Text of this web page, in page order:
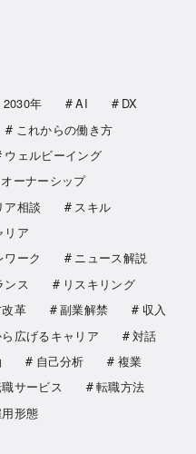
2030年 AI
DX
これからの働き方
ウェルビーイング
ーナーシップ
ア相談
スキル
リア
ワーク
ニュース解説
ンス
リスキリング
革 副業解禁
収入
広げるキャリア
対話
自己分析
複業
サービス
転職方法
用形態